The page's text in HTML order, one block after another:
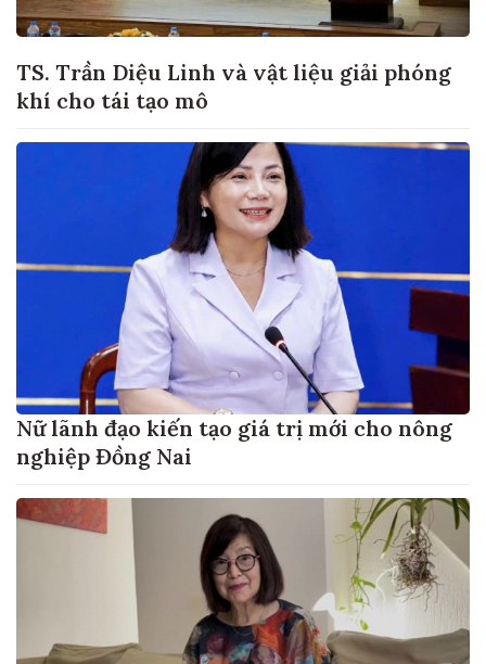
TS. Trần Diệu Linh và vật liệu giải phóng
khí cho tái tạo mô
Nữ lãnh đạo kiến tạo giá trị mới cho nông
nghiệp Đồng Nai